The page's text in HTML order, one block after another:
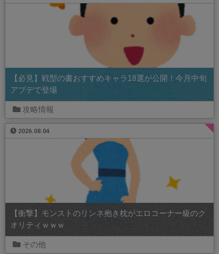
【必見】戦型の書おすすめキャラ18選が公開！今月中旬
アプデで登場
攻略情報
2026.08.04
【衝撃】モンストのリンネ抱き枕がエロコーナー級のク
オリティｗｗｗ
その他